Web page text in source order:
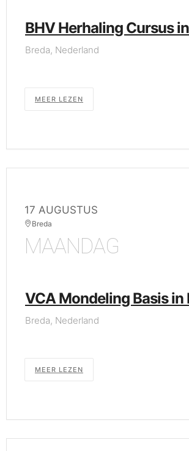
BHV Herhaling Cursus
Breda, Nederland
MEER LEZEN
17 AUGUSTUS
Breda
MAANDAG
VCA Mondeling Basis in
Breda, Nederland
MEER LEZEN